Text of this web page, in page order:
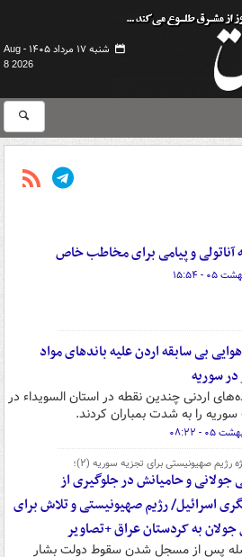
شنبه ۱۷ مرداد ۱۴۰۵ -
Aug
8 2026
آناتولی و پیامی برای مخاطب خاص
بی سابقه اردن علیه باندهای مواد
سوریه
اردنی چندین نقطه در استان السویداء در
را به شدت بمباران کردند.
رژیم صهیونیستی برای تجزیه سوریه (۲)؛
جولانی و حامیانش در جلوگیری از
اسرائیل/ رژیم صهیونیستی و تلاش برای
جولان به کردستان عراق +تصاویر
پس از مسجل شدن سقوط دولت بشار